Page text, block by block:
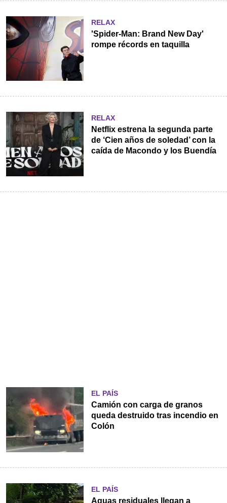
RELAX
'Spider-Man: Brand New Day'
rompe récords en taquilla
RELAX
Netflix estrena la segunda parte
de ‘Cien años de soledad’ con la
caída de Macondo y los Buendía
EL PAÍS
Camión con carga de granos
queda destruido tras incendio en
Colón
EL PAÍS
Aguas residuales llegan a